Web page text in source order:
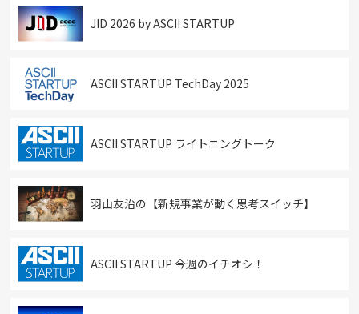
JID 2026 by ASCII STARTUP
ASCII STARTUP TechDay 2025
ASCII STARTUP ライトニングトーク
羽山友治の【新規事業が動く思考スイッチ】
ASCII STARTUP 今週のイチオシ！